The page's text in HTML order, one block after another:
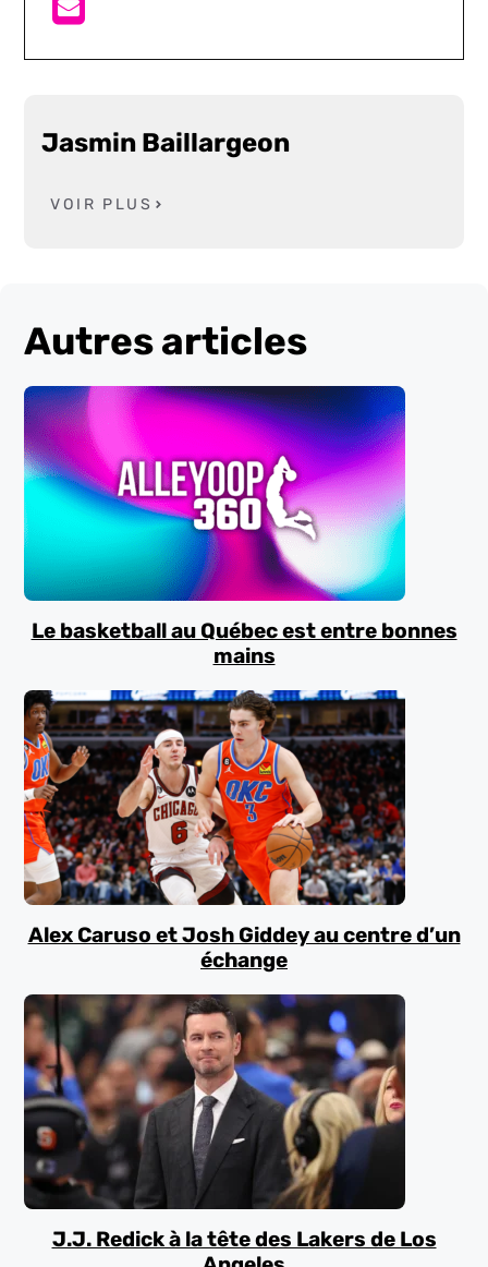
Jasmin Baillargeon
VOIR PLUS
Autres articles
Le basketball au Québec est entre bonnes
mains
Alex Caruso et Josh Giddey au centre d’un
échange
J.J. Redick à la tête des Lakers de Los